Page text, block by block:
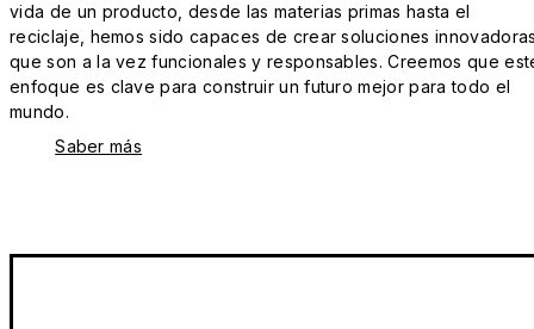
vida de un producto, desde las materias primas hasta el
reciclaje, hemos sido capaces de crear soluciones
que son a la vez funcionales y responsables. Creemos que
enfoque es clave para construir un futuro mejor para todo el
mundo.
Saber más